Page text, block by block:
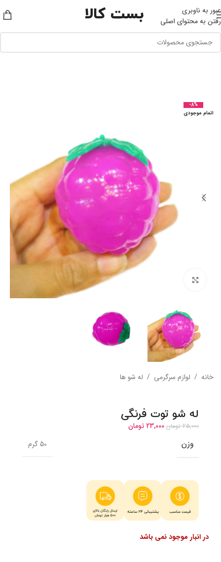
عبور به ناوبری
رفتن به محتوای اصلی
-8%
اتمام موجودی
خانه / لوازم سرگرمی / له شو ها
له شو توت فرنگی
25,000 تومان 23,000 تومان
وزن 50 گرم
در انبار موجود نمی باشد